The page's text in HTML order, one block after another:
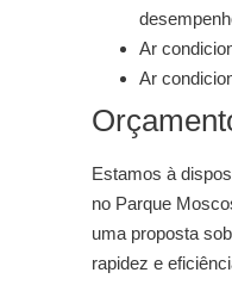
Ar
Ar
Estamos à
no Parque
uma proposta
rapidez e